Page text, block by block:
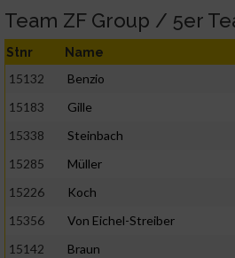
Team ZF Group / 5er
Stnr Name
15132 Benzio
15183
Gille
15338
Steinbach
15285
Müller
15226
Koch
15356
Von Eichel-Streiber
15142
Braun